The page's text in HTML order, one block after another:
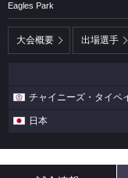
Eagles Park
大会概要 出場選手
チャイニーズ・タイペ
日本